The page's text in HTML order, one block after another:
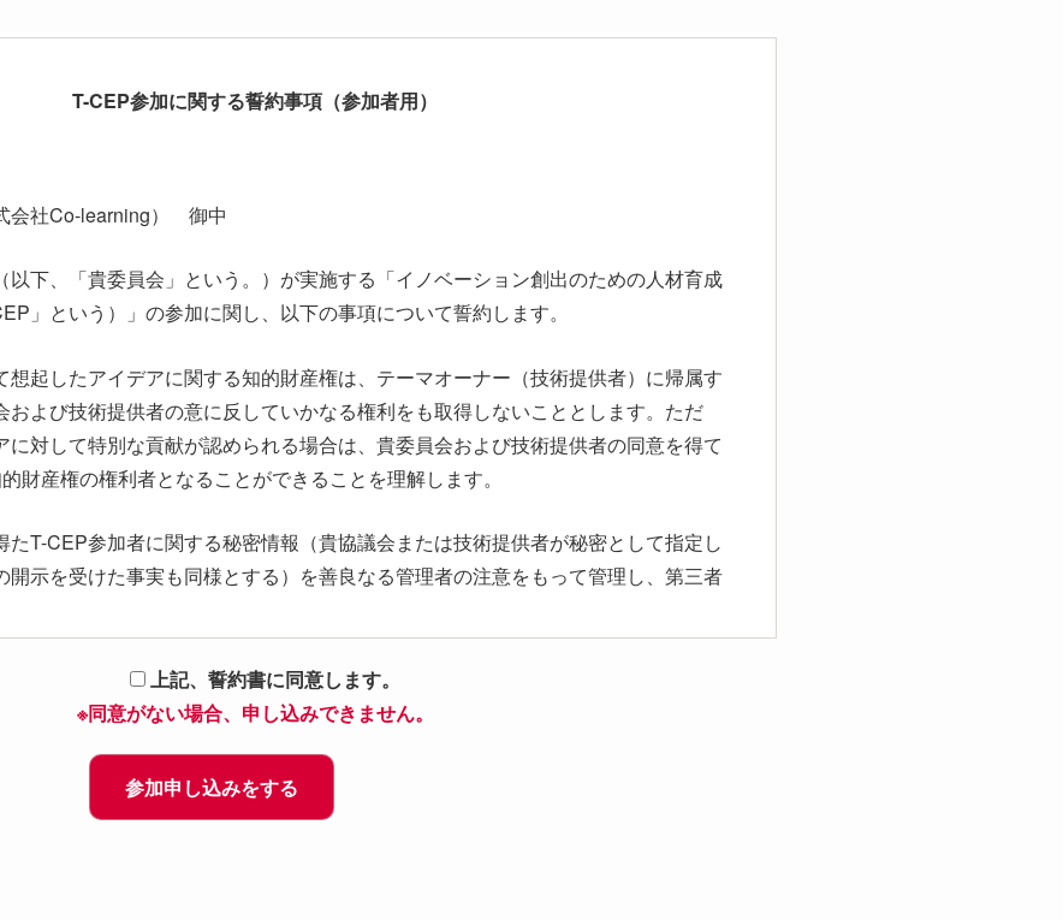
T-CEP参加に関する誓約事項（参加者用）
会社Co-learning） 御中
以下、「貴委員会」という。）が実施する「イノベーション創出のための人材育成
」という）」の参加に関し、以下の事項について誓約します。
想起したアイデアに関する知的財産権は、テーマオーナー（技術提供者）に帰属す
および技術提供者の意に反していかなる権利をも取得しないこととします。ただ
に対して特別な貢献が認められる場合は、貴委員会および技術提供者の同意を得て
財産権の権利者となることができることを理解します。
たT-CEP参加者に関する秘密情報（貴協議会または技術提供者が秘密として指定し
開示を受けた事実も同様とする）を善良なる管理者の注意をもって管理し、第三者
たアイデア、ディスカッションした内容を、貴委員会に対して開示するものとし、
り生じたアイデアおよびディスカッションの内容を、自らが所属する組織および自
行う場合は、いかなる理由があろうとも貴委員会からの書面による同意が必要であ
上記、誓約書に同意します。
※同意がない場合、申し込みできません。